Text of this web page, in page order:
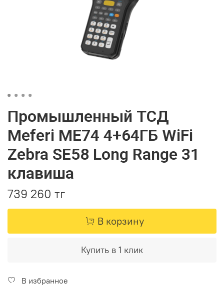
Промышленный ТСД
Meferi ME74 4+64ГБ WiFi
Zebra SE58 Long Range 31
клавиша
739 260 тг
В корзину
Купить в 1 клик
В избранное